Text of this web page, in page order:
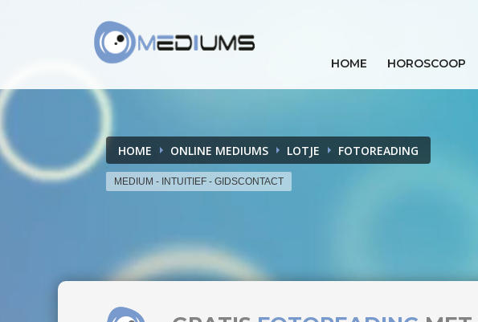
HOME HOROSCOOP
HOME ONLINE MEDIUMS LOTJE FOTOREADING
MEDIUM - INTUITIEF - GIDSCONTACT